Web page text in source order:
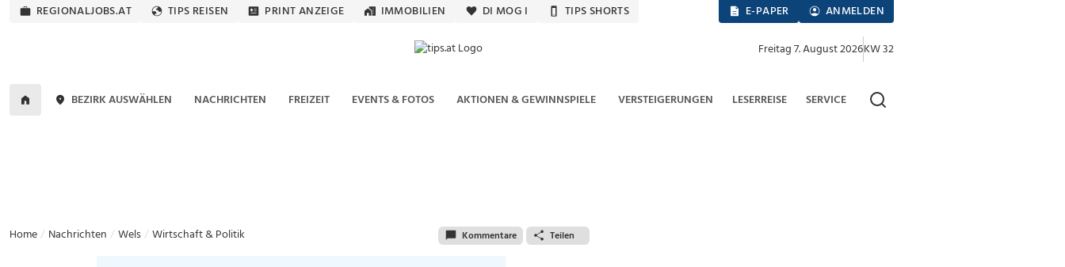
REGIONALJOBS.AT TIPS REISEN PRINT ANZEIGE IMMOBILIEN DI MOG I TIPS SHORTS E-PAPER ANMELDEN
Freitag 7. August 2026KW 32
BEZIRK AUSWÄHLEN NACHRICHTEN FREIZEIT EVENTS & FOTOS AKTIONEN & GEWINNSPIELE VERSTEIGERUNGEN LESERREISE SERVICE
Home Nachrichten Wels Wirtschaft & Politik Kommentare Teilen